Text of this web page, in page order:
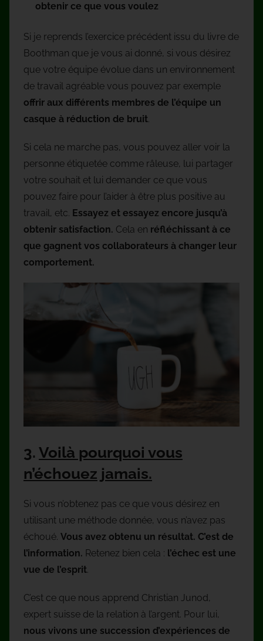
obtenir ce que vous voulez
Si je reprends l’exercice précédent issu du livre de
Boothman que je vous ai donné, si vous désirez
que votre équipe évolue dans un environnement
de travail agréable vous pouvez par exemple
offrir aux différents membres de l’équipe un
casque à réduction de bruit.
Si cela ne marche pas, vous pouvez aller voir la
personne étiquetée comme râleuse, lui partager
votre souhait et lui demander ce que vous
pouvez faire pour l’aider à être plus positive au
travail, etc. Essayez et essayez encore jusqu’à
obtenir satisfaction. Cela en réfléchissant à ce
que gagnent vos collaborateurs à changer leur
comportement.
3. Voilà pourquoi vous
n’échouez jamais.
Si vous n’obtenez pas ce que vous désirez en
utilisant une méthode donnée, vous n’avez pas
échoué. Vous avez obtenu un résultat. C’est de
l’information. Retenez bien cela : l’échec est une
vue de l’esprit.
C’est ce que nous apprend Christian Junod,
expert suisse de la relation à l’argent. Pour lui,
nous vivons une succession d’expériences de